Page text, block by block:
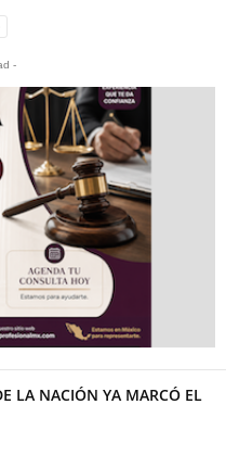
-
LA NACIÓN YA MARCÓ EL